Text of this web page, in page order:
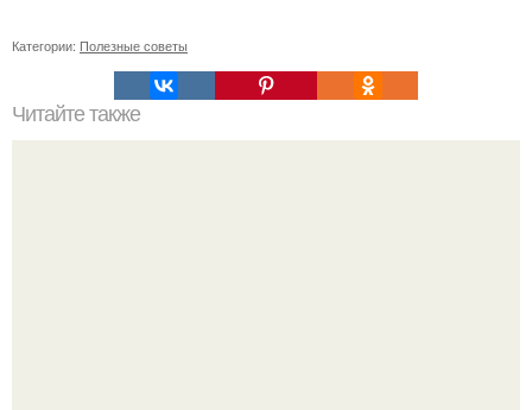
Категории: Полезные советы
Читайте также